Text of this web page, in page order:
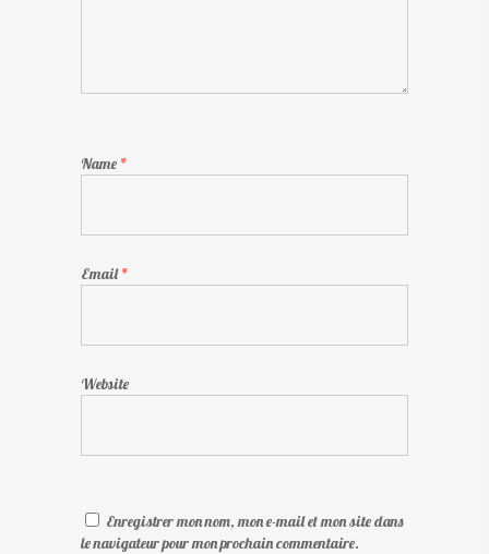
Name *
Email*
Website
Enregistrer mon nom, mon e-mail et mon site dans
le navigateur pour mon prochain commentaire.